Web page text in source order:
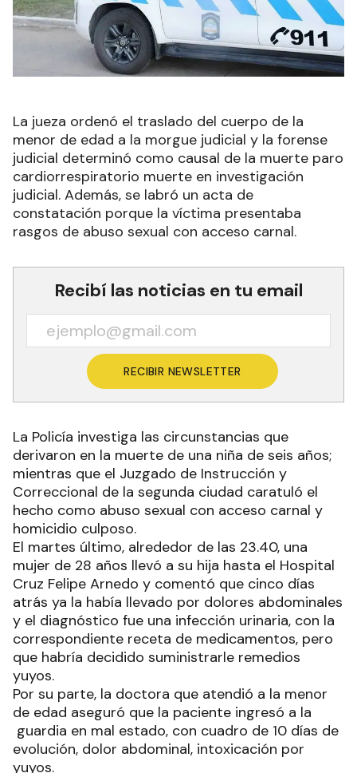
La jueza ordenó el traslado del cuerpo de la
menor de edad a la morgue judicial y la forense
judicial determinó como causal de la muerte paro
cardiorrespiratorio muerte en investigación
judicial. Además, se labró un acta de
constatación porque la víctima presentaba
rasgos de abuso sexual con acceso carnal.
Recibí las noticias en tu email
RECIBIR NEWSLETTER
La Policía investiga las circunstancias que
derivaron en la muerte de una niña de seis años;
mientras que el Juzgado de Instrucción y
Correccional de la segunda ciudad caratuló el
hecho como abuso sexual con acceso carnal y
homicidio culposo.
El martes último, alrededor de las 23.40, una
mujer de 28 años llevó a su hija hasta el Hospital
Cruz Felipe Arnedo y comentó que cinco días
atrás ya la había llevado por dolores abdominales
y el diagnóstico fue una infección urinaria, con la
correspondiente receta de medicamentos, pero
que habría decidido suministrarle remedios
yuyos.
Por su parte, la doctora que atendió a la menor
de edad aseguró que la paciente ingresó a la
guardia en mal estado, con cuadro de 10 días de
evolución, dolor abdominal, intoxicación por
yuyos.